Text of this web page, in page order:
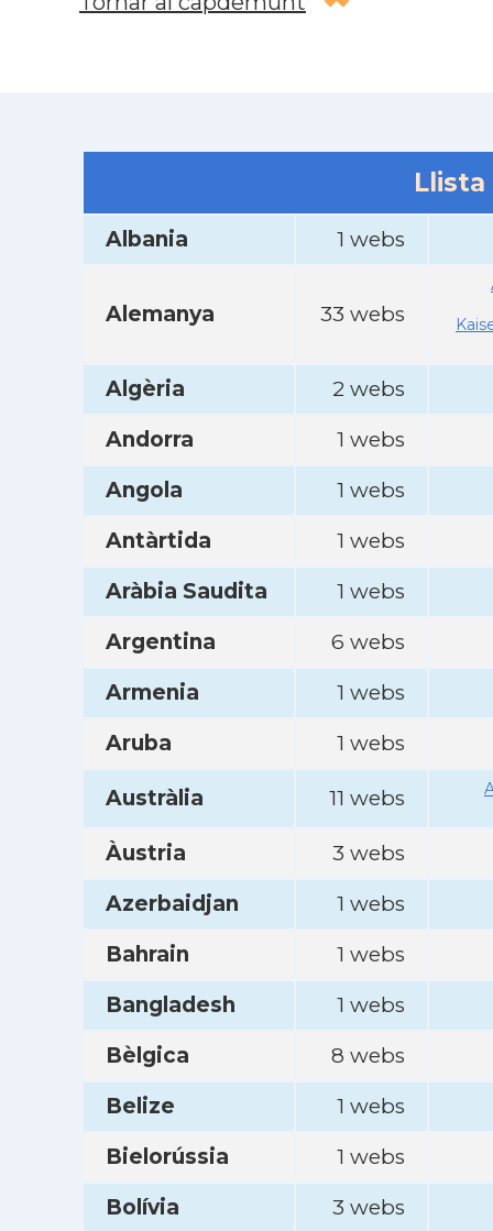
Albania 1 webs
Alemanya 33 webs
Algèria
2 webs
Andorra
1 webs
Angola
1 webs
Antàrtida
1 webs
Aràbia Saudita
1 webs
Argentina
6 webs
Armenia
1 webs
Aruba
1 webs
Austràlia 11 webs
Àustria
3 webs
Azerbaidjan
1 webs
Bahrain
1 webs
Bangladesh
1 webs
Bèlgica
8 webs
Belize
1 webs
Bielorússia
1 webs
Bolívia
3 webs